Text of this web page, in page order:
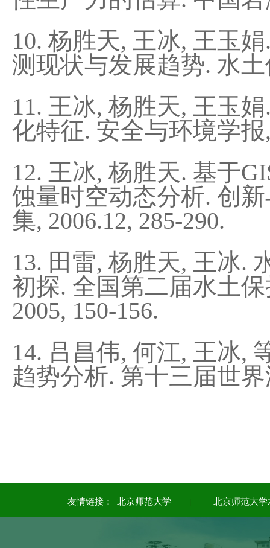
10. 杨胜天, 王冰, 王玉
测现状与发展趋势. 水土
11. 王冰, 杨胜天, 王玉
化特征. 安全与环境学报
12. 王冰, 杨胜天. 基于
蚀量时空动态分析. 创
集, 2006.12, 285-290.
13. 田雷, 杨胜天, 王冰.
初探. 全国第二届水土
2005, 150-156.
14. 吕昌伟, 何江, 王冰,
趋势分析. 第十三届世
友情链接： 北京师范大学 | 北京师范大